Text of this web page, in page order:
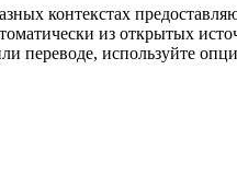
контекстах
из открытых
переводе, используйте